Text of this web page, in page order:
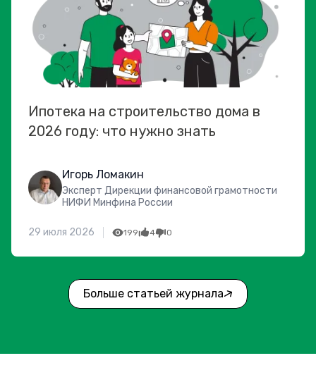
Ипотека на строительство дома в
2026 году: что нужно знать
Игорь Ломакин
Эксперт Дирекции финансовой грамотности
НИФИ Минфина России
29 июля 2026 199 4 0
Больше статьей журнала